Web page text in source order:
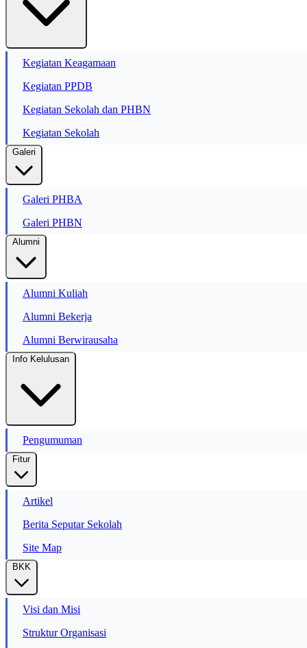
Kegiatan Keagamaan
Kegiatan PPDB
Kegiatan Sekolah dan PHBN
Kegiatan Sekolah
Galeri
Galeri PHBA
Galeri PHBN
Alumni
Alumni Kuliah
Alumni Bekerja
Alumni Berwirausaha
Info Kelulusan
Pengumuman
Fitur
Artikel
Berita Seputar Sekolah
Site Map
BKK
Visi dan Misi
Struktur Organisasi